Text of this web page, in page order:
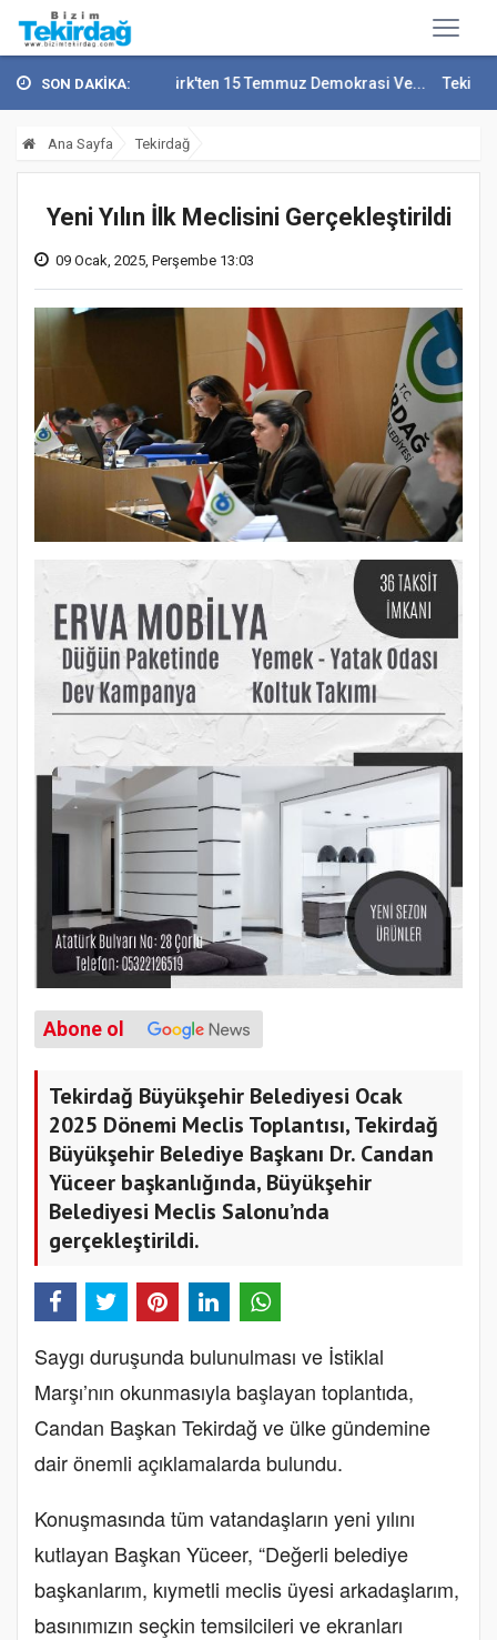
SON DAKİKA:
Recep Soytürk'ten 15 Temmuz Demokrasi Ve... Tekirdağ En
Ana Sayfa Tekirdağ
Yeni Yılın İlk Meclisini Gerçekleştirildi
09 Ocak, 2025, Perşembe 13:03
Abone ol
Tekirdağ Büyükşehir Belediyesi Ocak
2025 Dönemi Meclis Toplantısı, Tekirdağ
Büyükşehir Belediye Başkanı Dr. Candan
Yüceer başkanlığında, Büyükşehir
Belediyesi Meclis Salonu’nda
gerçekleştirildi.
Saygı duruşunda bulunulması ve İstiklal
Marşı’nın okunmasıyla başlayan toplantıda,
Candan Başkan Tekirdağ ve ülke gündemine
dair önemli açıklamalarda bulundu.
Konuşmasında tüm vatandaşların yeni yılını
kutlayan Başkan Yüceer, “Değerli belediye
başkanlarım, kıymetli meclis üyesi arkadaşlarım,
basınımızın seçkin temsilcileri ve ekranları